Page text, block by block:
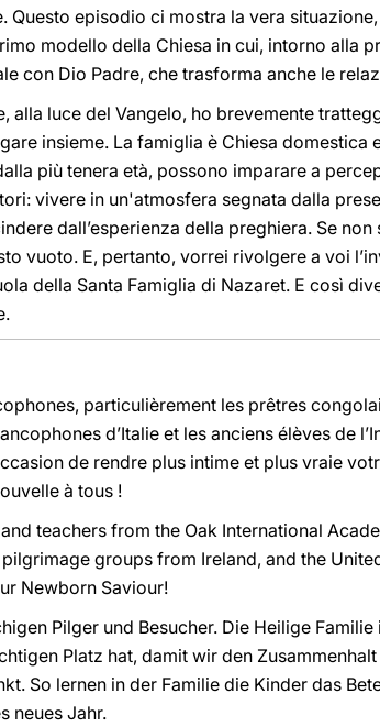
Questo episodio ci mostra la vera
modello della Chiesa in cui, intorno alla
con Dio Padre, che trasforma anche le
alla luce del Vangelo, ho brevemente
insieme. La famiglia è Chiesa domestica
più tenera età, possono imparare a
vivere in un'atmosfera segnata dalla
dall’esperienza della preghiera. Se
vuoto. E, pertanto, vorrei rivolgere a voi
della Santa Famiglia di Nazaret. E così
particulièrement les prêtres
d’Italie et les anciens élèves de
de rendre plus intime et plus vraie
à tous !
teachers from the Oak International
groups from Ireland, and the
Newborn Saviour!
Pilger und Besucher. Die Heilige
Platz hat, damit wir den
So lernen in der Familie die Kinder das
neues Jahr.